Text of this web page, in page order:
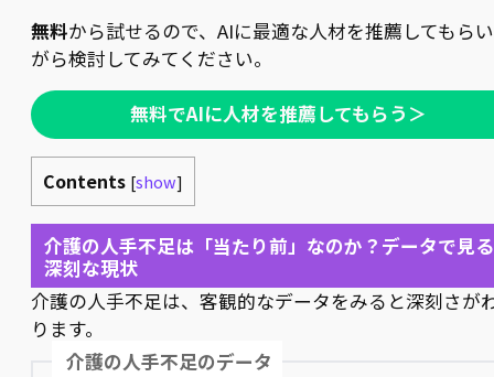
無料から試せるので、AIに最適な人材を推薦してもら
がら検討してみてください。
無料でAIに人材を推薦してもらう＞
Contents [show]
介護の人手不足は「当たり前」なのか？データで見る
深刻な現状
介護の人手不足は、客観的なデータをみると深刻さが
ります。
介護の人手不足のデータ